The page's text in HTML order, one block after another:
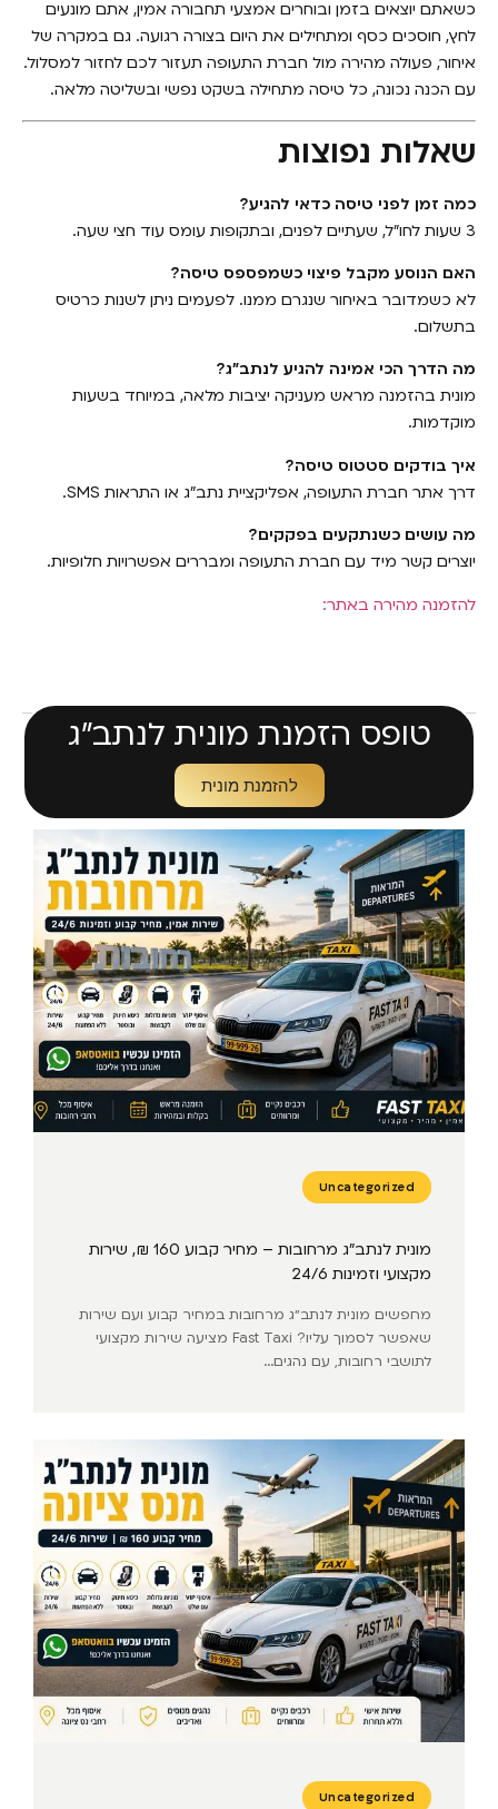
כשאתם יוצאים בזמן ובוחרים אמצעי תחבורה אמין, אתם מונעים
לחץ, חוסכים כסף ומתחילים את היום בצורה רגועה. גם במקרה של
איחור, פעולה מהירה מול חברת התעופה תעזור לכם לחזור למסלול.
עם הכנה נכונה, כל טיסה מתחילה בשקט נפשי ובשליטה מלאה.
שאלות נפוצות
כמה זמן לפני טיסה כדאי להגיע?
האם הנוסע מקבל פיצוי כשמפספס טיסה?
לא כשמדובר באיחור שנגרם ממנו. לפעמים ניתן לשנות כרטיס
בתשלום.
מה הדרך הכי אמינה להגיע לנתב״ג?
מונית בהזמנה מראש מעניקה יציבות מלאה, במיוחד בשעות
מוקדמות.
איך בודקים סטטוס טיסה?
דרך אתר חברת התעופה, אפליקציית נתב״ג או התראות SMS.
מה עושים כשנתקעים בפקקים?
יוצרים קשר מיד עם חברת התעופה ומבררים אפשרויות חלופיות.
להזמנה מהירה באתר:
טופס הזמנת מונית לנתב״ג
להזמנת מונית
Uncategorized
מונית לנתב״ג מרחובות – מחיר קבוע 160 ₪, שירות
מקצועי וזמינות 24/6
מחפשים מונית לנתב״ג מרחובות במחיר קבוע ועם שירות
שאפשר לסמוך עליו? Fast Taxi מציעה שירות מקצועי
לתושבי רחובות, עם נהגים...
Uncategorized